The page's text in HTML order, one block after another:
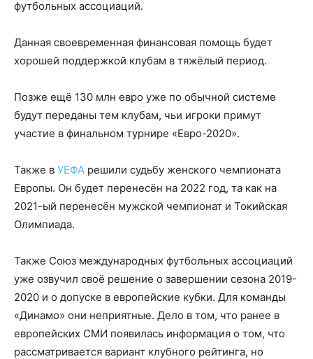
футбольных ассоциаций.
Данная своевременная финансовая помощь будет
хорошей поддержкой клубам в тяжёлый период.
Позже ещё 130 млн евро уже по обычной системе
будут переданы тем клубам, чьи игроки примут
участие в финальном турнире «Евро-2020».
Также в УЕФА решили судьбу женского чемпионата
Европы. Он будет перенесён на 2022 год, та как на
2021-ый перенесён мужской чемпионат и Токийская
Олимпиада.
Также Союз международных футбольных ассоциаций
уже озвучил своё решение о завершении сезона 2019-
2020 и о допуске в европейские кубки. Для команды
«Динамо» они неприятные. Дело в том, что ранее в
европейских СМИ появилась информация о том, что
рассматривается вариант клубного рейтинга, но